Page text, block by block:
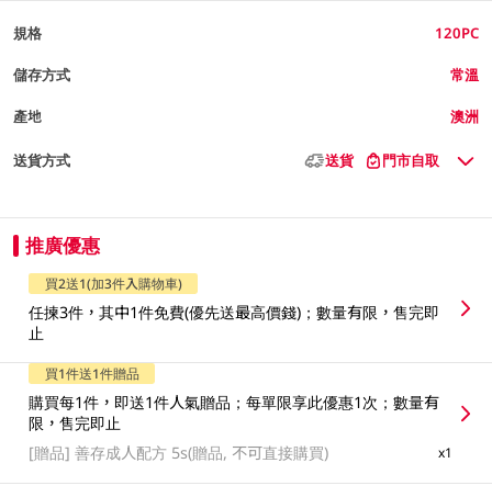
規格 120PC
儲存方式 常溫
產地 澳洲
送貨方式 送貨 門市自取
推廣優惠
買2送1(加3件入購物車)
任揀3件，其中1件免費(優先送最高價錢)；數量有限，售完即
止
買1件送1件贈品
購買每1件，即送1件人氣贈品；每單限享此優惠1次；數量有
限，售完即止
[贈品]善存成人配方 5s(贈品, 不可直接購買) x1